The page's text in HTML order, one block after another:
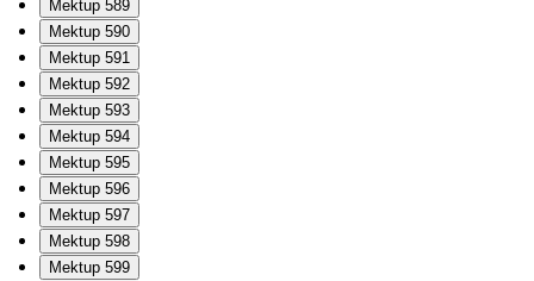
Mektup 589
Mektup 590
Mektup 591
Mektup 592
Mektup 593
Mektup 594
Mektup 595
Mektup 596
Mektup 597
Mektup 598
Mektup 599